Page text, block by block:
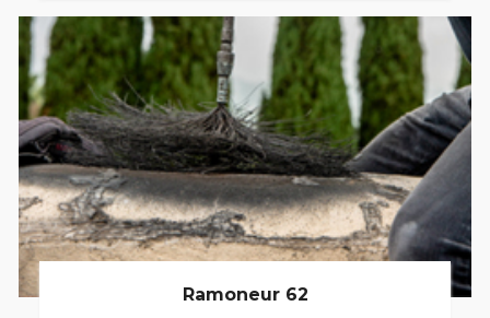
Ramoneur 62